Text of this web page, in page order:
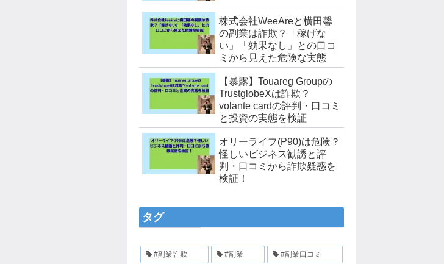
株式会社WeeAreと横田馨
の副業は詐欺？「稼げな
い」「効果なし」との口コ
ミから見えた危険な実態
【暴露】Touareg Groupの
TrustglobeXは詐欺？
volante cardの評判・口コミ
と投資の実態を検証
オリーライフ(P90)は危険？
怪しいビジネス勧誘と評
判・口コミから詐欺疑惑を
検証！
タグ
#副業詐欺 #副業 #副業口コミ